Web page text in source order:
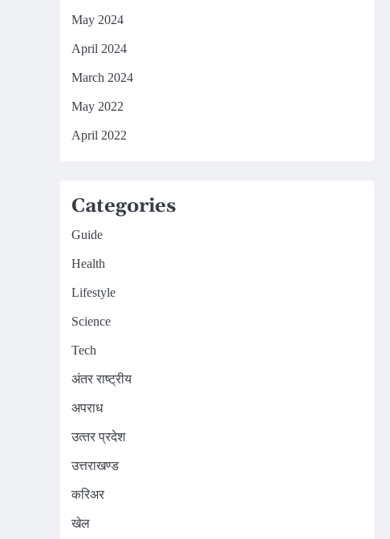
May 2024
April 2024
March 2024
May 2022
April 2022
Categories
Guide
Health
Lifestyle
Science
Tech
अंतर राष्ट्रीय
अपराध
उत्‍तर प्रदेश
उत्तराखण्ड
करिअर
खेल